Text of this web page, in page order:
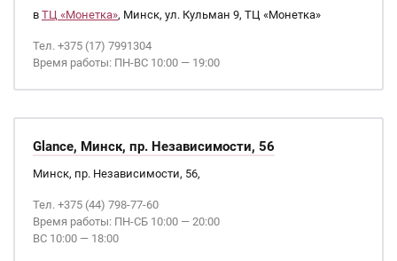
в ТЦ «Монетка», Минск, ул. Кульман 9, ТЦ «Монетка»
Тел. +375 (17) 7991304
Время работы: ПН-ВС 10:00 — 19:00
Glance, Минск, пр. Независимости, 56
Минск, пр. Независимости, 56,
Тел. +375 (44) 798-77-60
Время работы: ПН-СБ 10:00 — 20:00
ВС 10:00 — 18:00